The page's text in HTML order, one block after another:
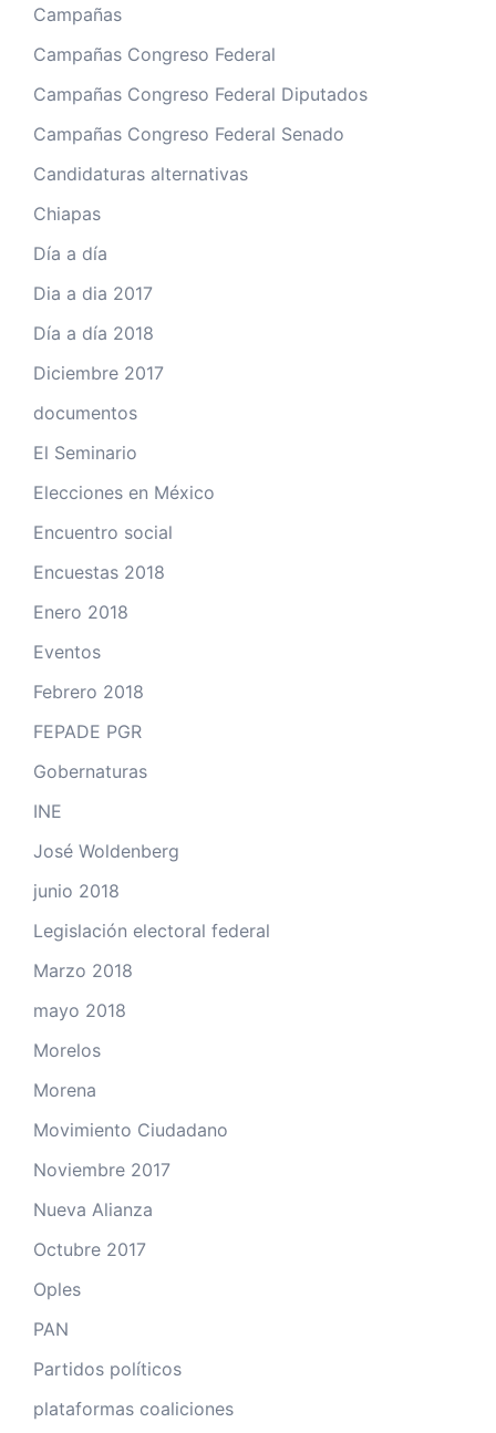
Campañas
Campañas Congreso Federal
Campañas Congreso Federal Diputados
Campañas Congreso Federal Senado
Candidaturas alternativas
Chiapas
Día a día
Dia a dia 2017
Día a día 2018
Diciembre 2017
documentos
El Seminario
Elecciones en México
Encuentro social
Encuestas 2018
Enero 2018
Eventos
Febrero 2018
FEPADE PGR
Gobernaturas
INE
José Woldenberg
junio 2018
Legislación electoral federal
Marzo 2018
mayo 2018
Morelos
Morena
Movimiento Ciudadano
Noviembre 2017
Nueva Alianza
Octubre 2017
Oples
PAN
Partidos políticos
plataformas coaliciones